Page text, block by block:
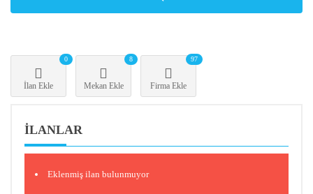
0
İlan Ekle
8
Mekan Ekle
97
Firma Ekle
İLANLAR
Eklenmiş ilan bulunmuyor